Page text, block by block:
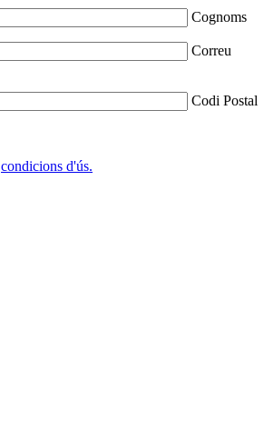
Cognoms
Correu
Codi Postal
condicions d'ús.